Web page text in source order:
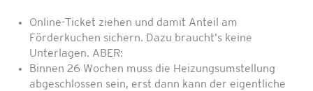
Online-Ticket ziehen und damit Anteil am
Förderkuchen sichern. Dazu braucht’s keine
Unterlagen. ABER:
Binnen 26 Wochen muss die Heizungsumstellung
abgeschlossen sein, erst dann kann der eigentliche